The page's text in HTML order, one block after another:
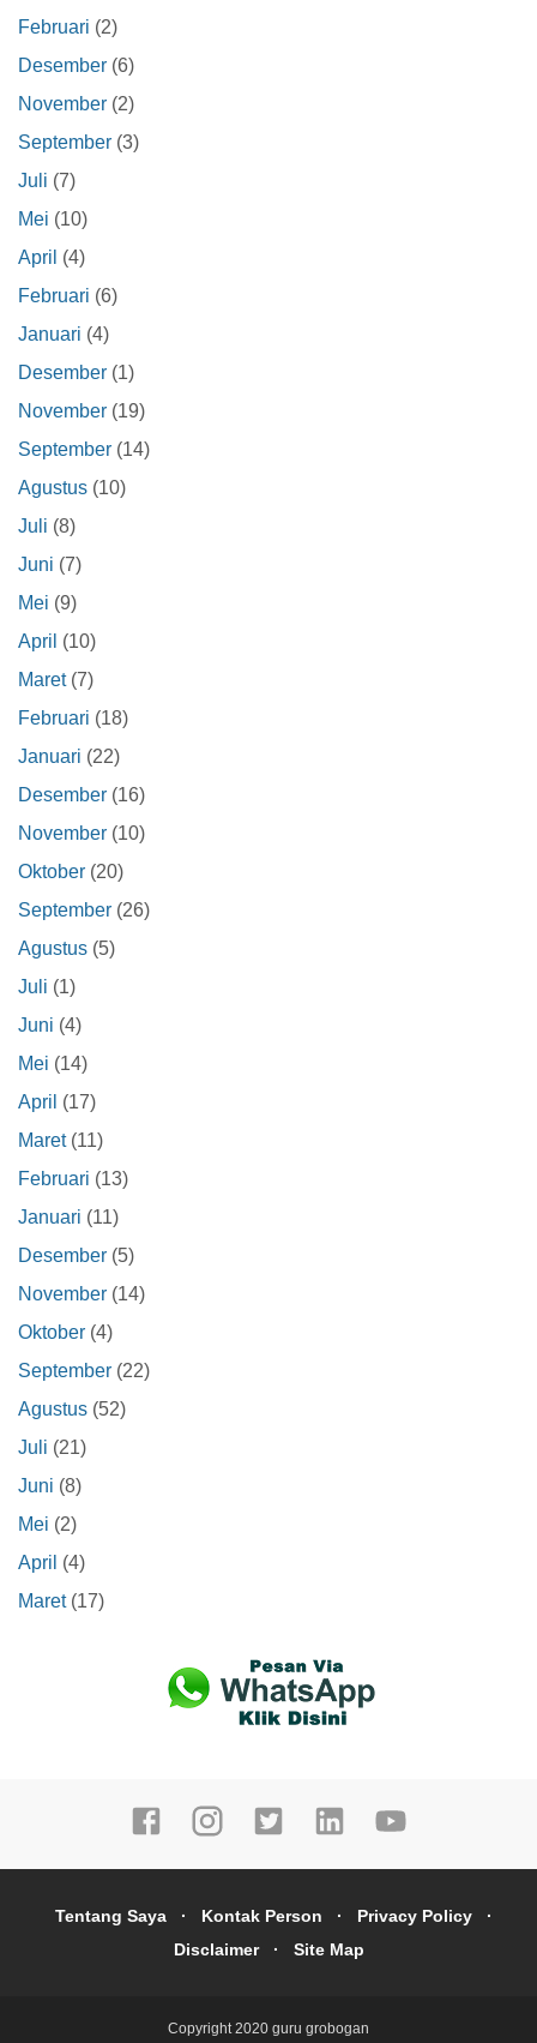
Februari (2)
Desember (6)
November (2)
September (3)
Juli (7)
Mei (10)
April (4)
Februari (6)
Januari (4)
Desember (1)
November (19)
September (14)
Agustus (10)
Juli (8)
Juni (7)
Mei (9)
April (10)
Maret(7)
Februari (18)
Januari (22)
Desember (16)
November (10)
Oktober (20)
September (26)
Agustus (5)
Juli (1)
Juni (4)
Mei (14)
April (17)
Maret(11)
Februari (13)
Januari (11)
Desember (5)
November (14)
Oktober (4)
September (22)
Agustus (52)
Juli (21)
Juni (8)
Mei (2)
April (4)
Maret(17)
Tentang Saya Kontak Person
Privacy Policy
Disclaimer
Site Map
Copyright 2020 guru grobogan